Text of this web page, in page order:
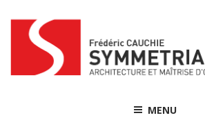
content
MENU